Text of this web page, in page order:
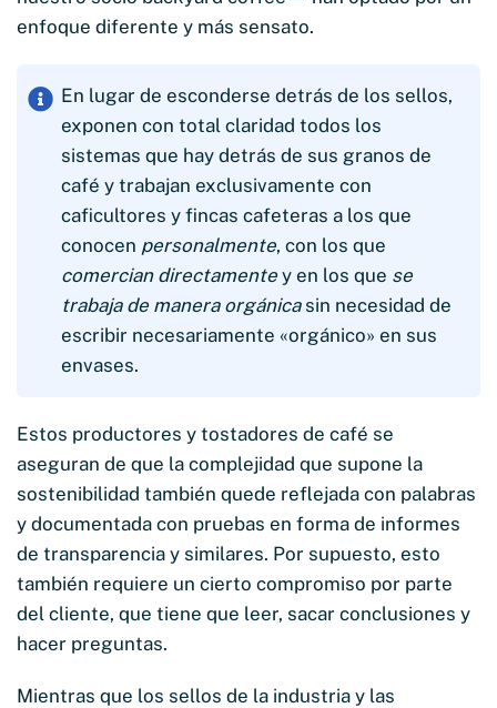
enfoque diferente y más sensato.
En lugar de esconderse detrás de los sellos,
exponen con total claridad todos los
sistemas que hay detrás de sus granos de
café y trabajan exclusivamente con
caficultores y fincas cafeteras a los que
conocen personalmente, con los que
comercian directamente y en los que se
trabaja de manera orgánicasin necesidad de
escribir necesariamente «orgánico» en sus
envases.
Estos productores y tostadores de café se
aseguran de que la complejidad que supone la
sostenibilidad también quede reflejada con palabras
y documentada con pruebas en forma de informes
de transparencia y similares. Por supuesto, esto
también requiere un cierto compromiso por parte
del cliente, que tiene que leer, sacar conclusiones y
hacer preguntas.
Mientras que los sellos de la industria y las